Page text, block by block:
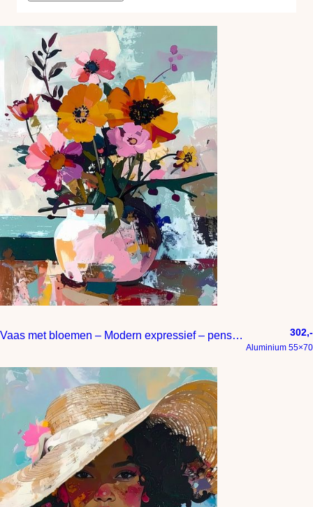
Vaas met bloemen – Modern expressief – penseelstreken en abstracte kleurige vlakken 302,-
Aluminium 55×70